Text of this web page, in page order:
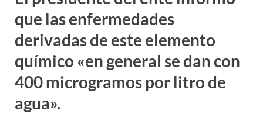
que las enfermedades
derivadas de este elemento
químico «en general se dan con
400 microgramos por litro de
agua».